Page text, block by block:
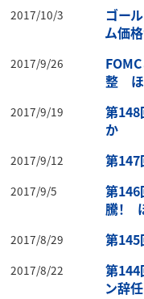
2017/10/3
ゴー
ム価
2017/9/26
整
2017/9/19
第
か
2017/9/12 第147
2017/9/5
第146
騰！
2017/8/29 第
2017/8/22
第144
ン辞